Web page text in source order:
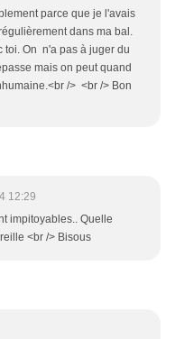
parce que je l'avais
dans ma bal.
toi. On n'a pas à juger du
mais on peut quand
/> <br /> Bon
12:29
impitoyables.. Quelle
<br /> Bisous